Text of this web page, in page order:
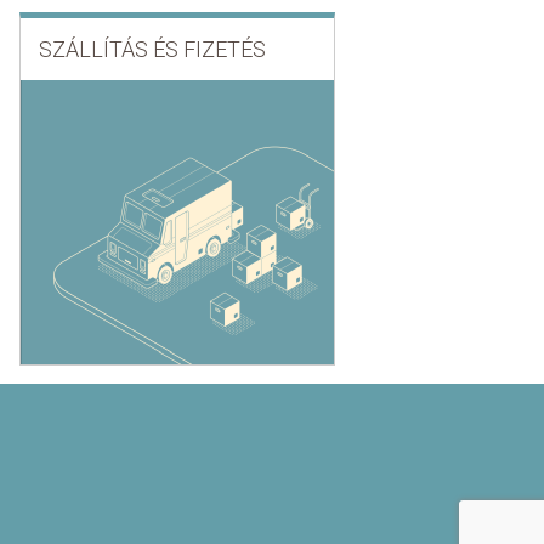
SZÁLLÍTÁS ÉS FIZETÉS